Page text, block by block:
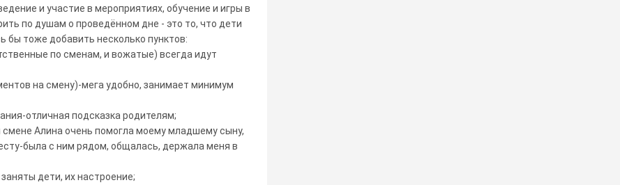
и участие в мероприятиях, обучение и игры в
по душам о проведённом дне - это то, что дети
тоже добавить несколько пунктов:
по сменам, и вожатые) всегда идут
на смену)-мега удобно, занимает минимум
отличная подсказка родителям;
Алина очень помогла моему младшему сыну,
была с ним рядом, общалась, держала меня в
дети, их настроение;